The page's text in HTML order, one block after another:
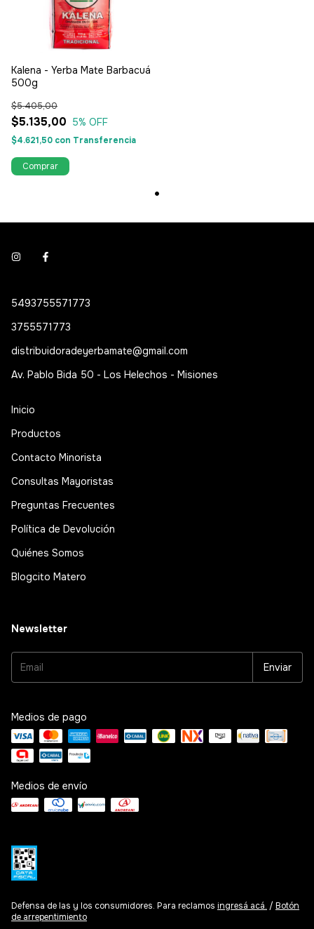
Kalena - Yerba Mate Barbacuá
500g
$5.135,00
$5.405,00
5% OFF
$4.621,50 con Transferencia
5493755571773
3755571773
distribuidoradeyerbamate@gmail.com
Av. Pablo Bida 50 - Los Helechos - Misiones
Inicio
Productos
Contacto Minorista
Consultas Mayoristas
Preguntas Frecuentes
Política de Devolución
Quiénes Somos
Blogcito Matero
Newsletter
Medios de pago
Medios de envío
Defensa de las y los consumidores. Para reclamos ingresá acá. / Botón
de arrepentimiento